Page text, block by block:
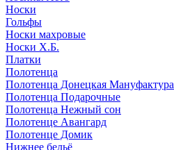
Носки
Гольфы
Носки махровые
Носки Х.Б.
Платки
Полотенца
Полотенца Донецкая Мануфактура
Полотенца Подарочные
Полотенца Нежный сон
Полотенце Авангард
Полотенце Домик
Нижнее бельё